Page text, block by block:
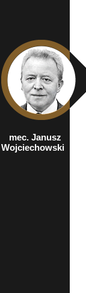
mec. Janusz
Wojciechowski